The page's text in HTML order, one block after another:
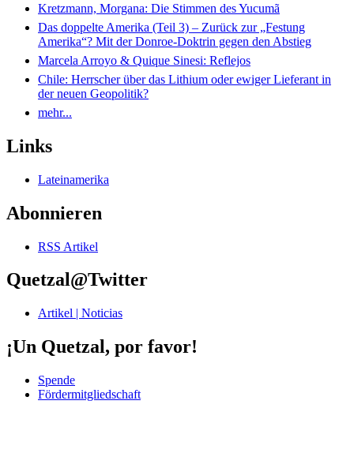
Kretzmann, Morgana: Die Stimmen des Yucumã
Das doppelte Amerika (Teil 3) – Zurück zur „Festung
Amerika“? Mit der Donroe-Doktrin gegen den Abstieg
Marcela Arroyo & Quique Sinesi: Reflejos
Chile: Herrscher über das Lithium oder ewiger Lieferant in
der neuen Geopolitik?
mehr...
Links
Lateinamerika
Abonnieren
RSS Artikel
Quetzal@Twitter
Artikel | Noticias
¡Un Quetzal, por favor!
Spende
Fördermitgliedschaft